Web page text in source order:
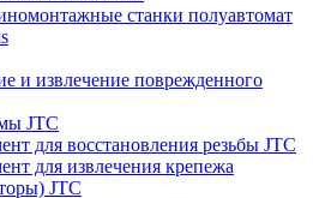
станки полуавтомат
и извлечение поврежденного
JTC
для восстановления резьбы JTC
для извлечения крепежа
JTC